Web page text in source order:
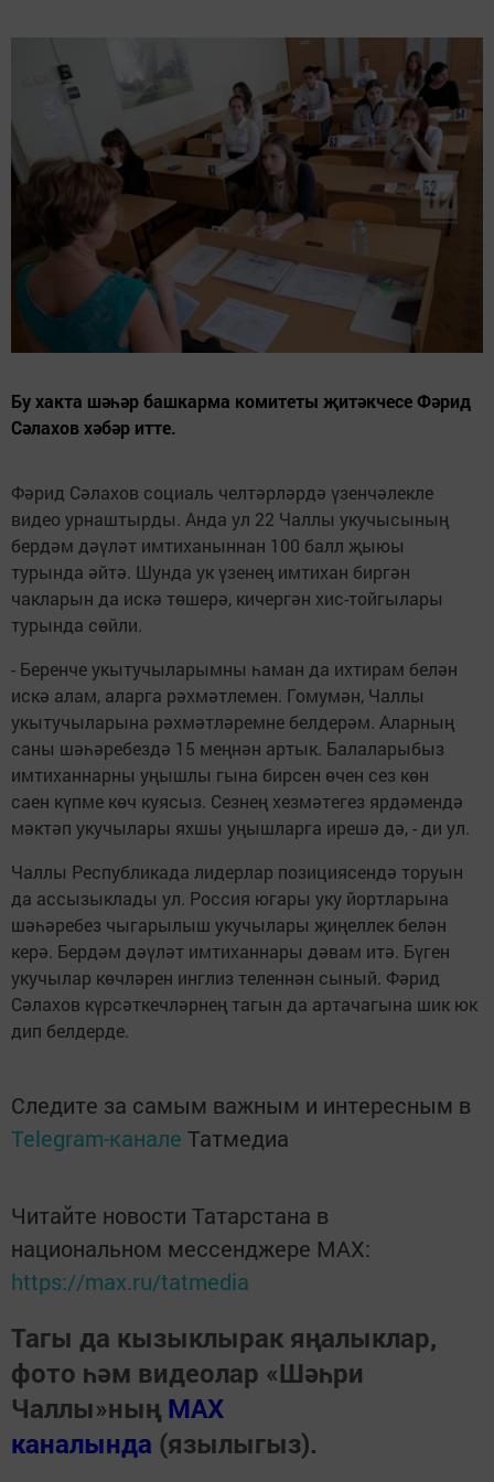
Бу хакта шәһәр башкарма комитеты җитәкчесе Фәрид
Сәлахов хәбәр итте.
Фәрид Сәлахов социаль челтәрләрдә үзенчәлекле
видео урнаштырды. Анда ул 22 Чаллы укучысының
бердәм дәүләт имтиханыннан 100 балл җыюы
турында әйтә. Шунда ук үзенең имтихан биргән
чакларын да искә төшерә, кичергән хис-тойгылары
турында сөйли.
- Беренче укытучыларымны һаман да ихтирам белән
искә алам, аларга рәхмәтлемен. Гомумән, Чаллы
укытучыларына рәхмәтләремне белдерәм. Аларның
саны шәһәребездә 15 меңнән артык. Балаларыбыз
имтиханнарны уңышлы гына бирсен өчен сез көн
саен күпме көч куясыз. Сезнең хезмәтегез ярдәмендә
мәктәп укучылары яхшы уңышларга ирешә дә, - ди ул.
Чаллы Республикада лидерлар позициясендә торуын
да ассызыклады ул. Россия югары уку йортларына
шәһәребез чыгарылыш укучылары җиңеллек белән
керә. Бердәм дәүләт имтиханнары дәвам итә. Бүген
укучылар көчләрен инглиз теленнән сыный. Фәрид
Сәлахов күрсәткечләрнең тагын да артачагына шик юк
дип белдерде.
Следите за самым важным и интересным в
Telegram-канале Татмедиа
Читайте новости Татарстана в
национальном мессенджере MАХ:
https://max.ru/tatmedia
Тагы да кызыклырак яңалыклар,
фото һәм видеолар «Шәһри
Чаллы»ның MAX
каналында (язылыгыз).